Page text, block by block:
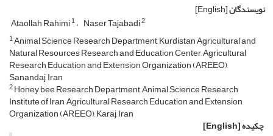
نویسندگان[English]
Ataollah Rahimi1 Naser Tajabadi2
1Animal Science Research Department, Kurdistan Agricultural and
Natural Resources Research and Education Center, Agricultural
Research Education and Extension Organization (AREEO),
Sanandaj, Iran
2Honey bee Research Department, Animal Science Research
Institute of Iran, Agricultural Research Education and Extension
Organization (AREEO), Karaj, Iran
چکیده[English]